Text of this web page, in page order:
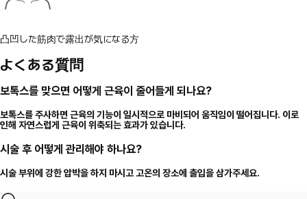
凸凹した筋肉で露出が気になる方
よくある質問
보톡스를 맞으면 어떻게 근육이 줄어들게 되나요?
보톡스를 주사하면 근육의 기능이 일시적으로 마비되어 움직임이 떨어집니다. 이로
인해 자연스럽게 근육이 위축되는 효과가 있습니다.
시술 후 어떻게 관리해야 하나요?
시술 부위에 강한 압박을 하지 마시고 고온의 장소에 출입을 삼가주세요.